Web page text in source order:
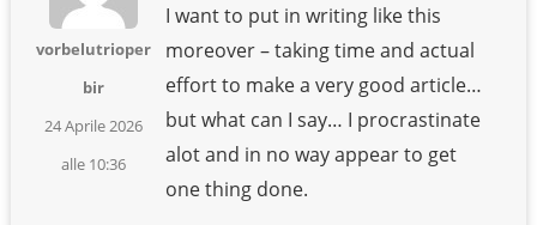
vorbelutrioper
bir
24 Aprile 2026
alle 10:36
I want to put in writing like this
moreover – taking time and actual
effort to make a very good article…
but what can I say… I procrastinate
alot and in no way appear to get
one thing done.